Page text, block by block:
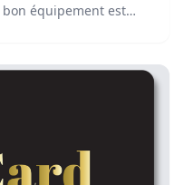
équipement est